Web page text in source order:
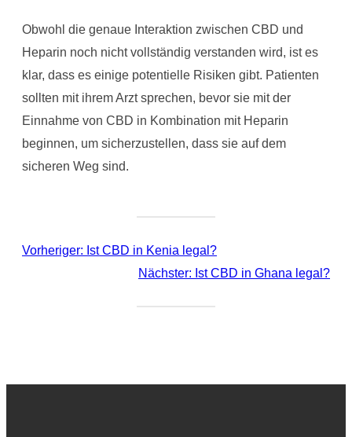
Obwohl die genaue Interaktion zwischen CBD und
Heparin noch nicht vollständig verstanden wird, ist es
klar, dass es einige potentielle Risiken gibt. Patienten
sollten mit ihrem Arzt sprechen, bevor sie mit der
Einnahme von CBD in Kombination mit Heparin
beginnen, um sicherzustellen, dass sie auf dem
sicheren Weg sind.
Vorheriger: Ist CBD in Kenia legal?
Nächster: Ist CBD in Ghana legal?